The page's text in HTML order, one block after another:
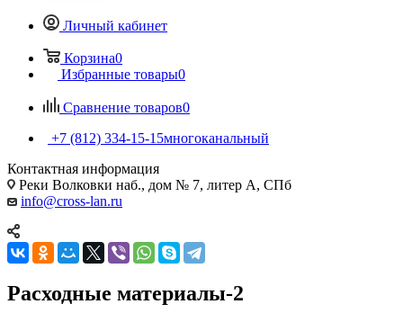
Личный кабинет
Корзина0
Избранные товары0
Сравнение товаров0
+7 (812) 334-15-15многоканальный
Контактная информация
Реки Волковки наб., дом № 7, литер А, СПб
info@cross-lan.ru
Расходные материалы-2